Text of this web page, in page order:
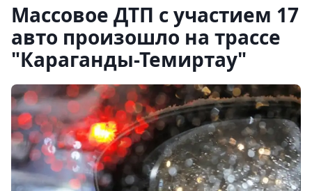
Массовое ДТП с участием 17
авто произошло на трассе
"Караганды-Темиртау"